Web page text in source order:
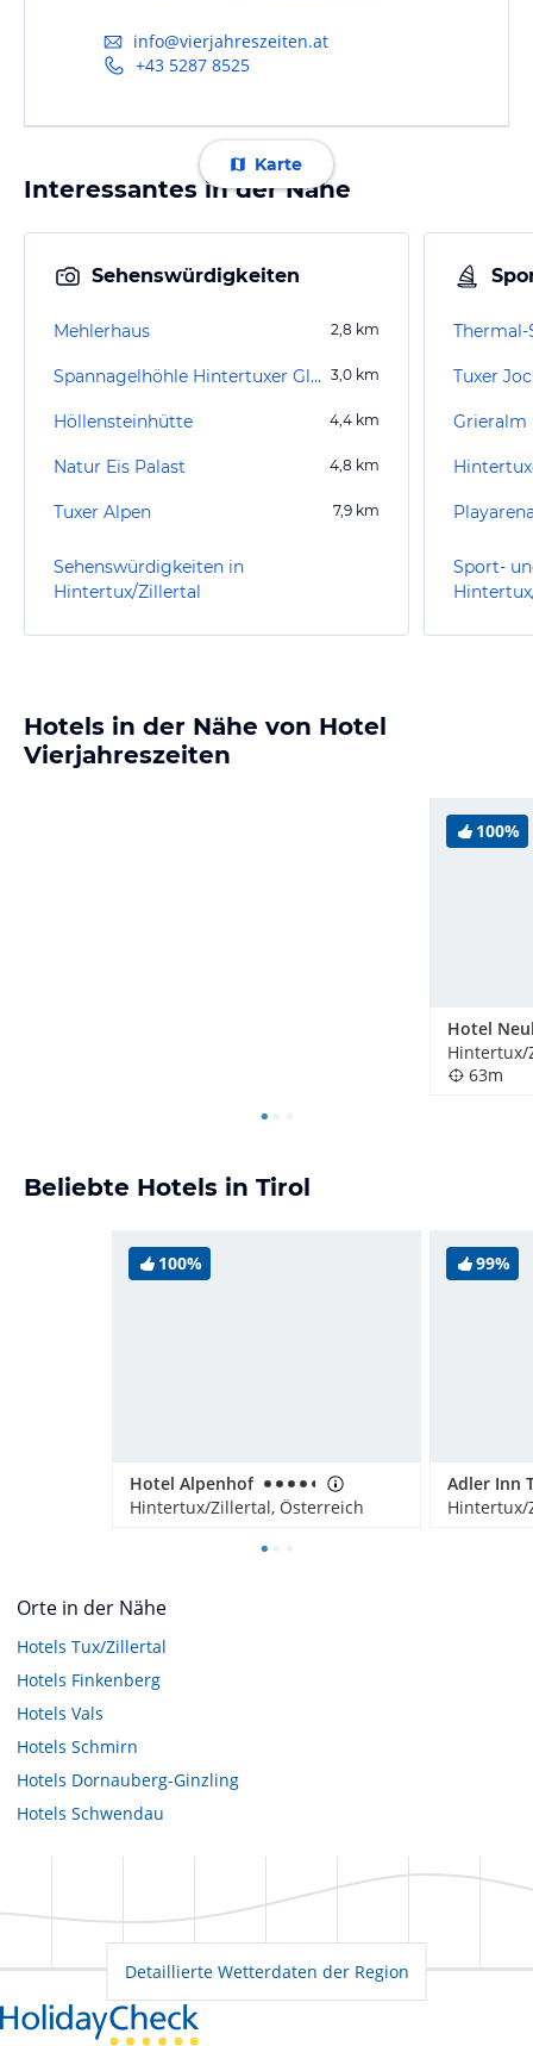
info@vierjahreszeiten.at
+43 5287 8525
Karte
Interessantes in der Nähe
Sehenswürdigkeiten
Mehlerhaus 2,8 km
Spannagelhöhle Hintertuxer Gletscher 3,0 km
Höllensteinhütte 4,4 km
Natur Eis Palast 4,8 km
Tuxer Alpen 7,9 km
Sehenswürdigkeiten in
Hintertux/Zillertal
Tuxer
Grieralm
Sport-
Hotels in der Nähe von Hotel
Vierjahreszeiten
100%
Hotel
Hintertux/
63m
Beliebte Hotels in Tirol
100%
Hotel Alpenhof
Hintertux/Zillertal, Österreich
99%
Hintertux/
Orte in der Nähe
Hotels Tux/Zillertal
Hotels Finkenberg
Hotels Vals
Hotels Schmirn
Hotels Dornauberg-Ginzling
Hotels Schwendau
Detaillierte Wetterdaten der Region